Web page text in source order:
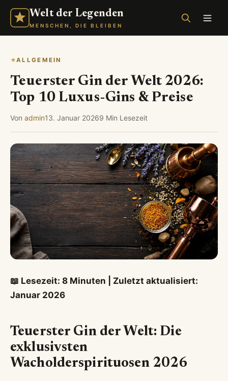
Welt der Legenden
MENSCHEN, DIE BLEIBEN
ALLGEMEIN
Teuerster Gin der Welt 2026:
Top 10 Luxus-Gins & Preise
Von admin13. Januar 20269 Min Lesezeit
📖 Lesezeit: 8 Minuten | Zuletzt aktualisiert:
Januar 2026
Teuerster Gin der Welt: Die
exklusivsten
Wacholderspirituosen 2026